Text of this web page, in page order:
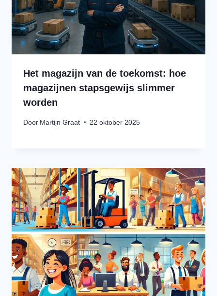
Het magazijn van de toekomst: hoe
magazijnen stapsgewijs slimmer
worden
Door Martijn Graat 22 oktober 2025